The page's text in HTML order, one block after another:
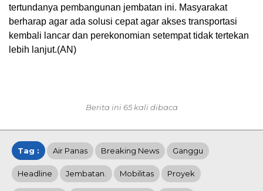
tertundanya pembangunan jembatan ini. Masyarakat
berharap agar ada solusi cepat agar akses transportasi
kembali lancar dan perekonomian setempat tidak tertekan
lebih lanjut.(AN)
Berita ini 65 kali dibaca
Tag : Air Panas Breaking News Ganggu
Headline Jembatan. Mobilitas Proyek